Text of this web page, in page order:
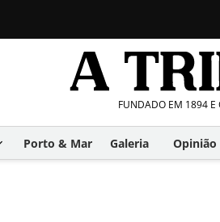
FUNDADO EM 1894 E
Porto & Mar Galeria Opinião